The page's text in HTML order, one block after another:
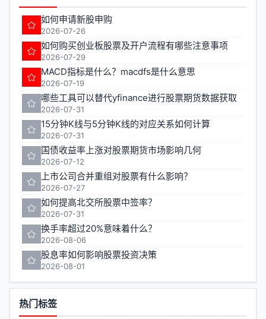
如何申请新股申购
2026-07-26
如何购买创业板股票及开户流程有哪些注意事项
2026-07-29
MACD指标是什么？macdfs是什么意思
2026-07-19
哪些工具可以替代yfinance进行股票期货数据获取
2026-07-31
15分钟K线与5分钟K线的对应关系如何计算
2026-07-31
国债收益率上涨对股票期货市场影响几何
2026-07-12
上市公司合并重组对股票有什么影响？
2026-07-27
如何提高北交所股票中签率？
2026-07-31
换手率超过20%意味着什么？
2026-08-06
股息率如何影响股票投资决策
2026-08-01
热门标签